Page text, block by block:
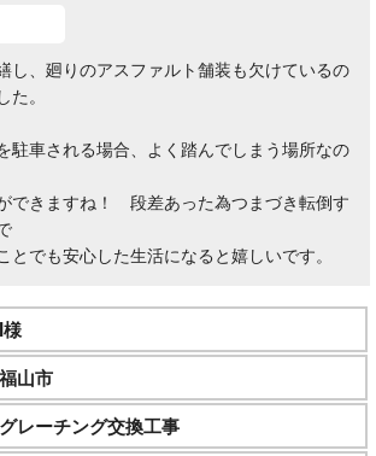
し、廻りのアスファルト舗装も欠けているの
。
駐車される場合、よく踏んでしまう場所なの
できますね！ 段差あった為つまづき転倒す
とでも安心した生活になると嬉しいです。
I様
福山市
グレーチング交換工事